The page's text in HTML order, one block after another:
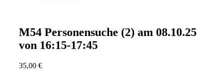
M54 Personensuche (2) am 08.10.25
von 16:15-17:45
35,00 €